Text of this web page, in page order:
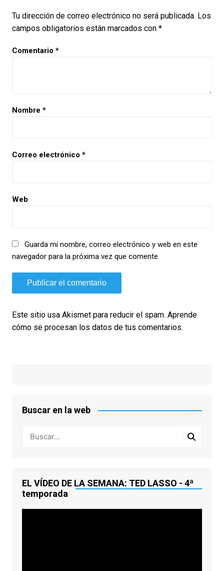
Tu dirección de correo electrónico no será publicada. Los
campos obligatorios están marcados con *
Comentario *
Nombre *
Correo electrónico *
Web
Guarda mi nombre, correo electrónico y web en este
navegador para la próxima vez que comente.
Este sitio usa Akismet para reducir el spam. Aprende
cómo se procesan los datos de tus comentarios.
Buscar en la web
EL VÍDEO DE LA SEMANA: TED LASSO - 4ª
temporada